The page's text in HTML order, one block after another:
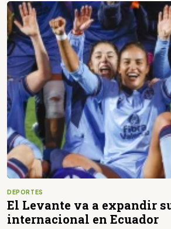
DEPORTES
El Levante va a expandir
internacional en Ecuador